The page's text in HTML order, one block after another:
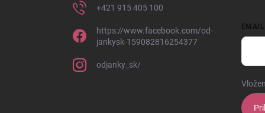
+421 915 405 100
https://www.facebook.com/od-
jankysk-159082816254377
odjanky_sk/
EMAIL